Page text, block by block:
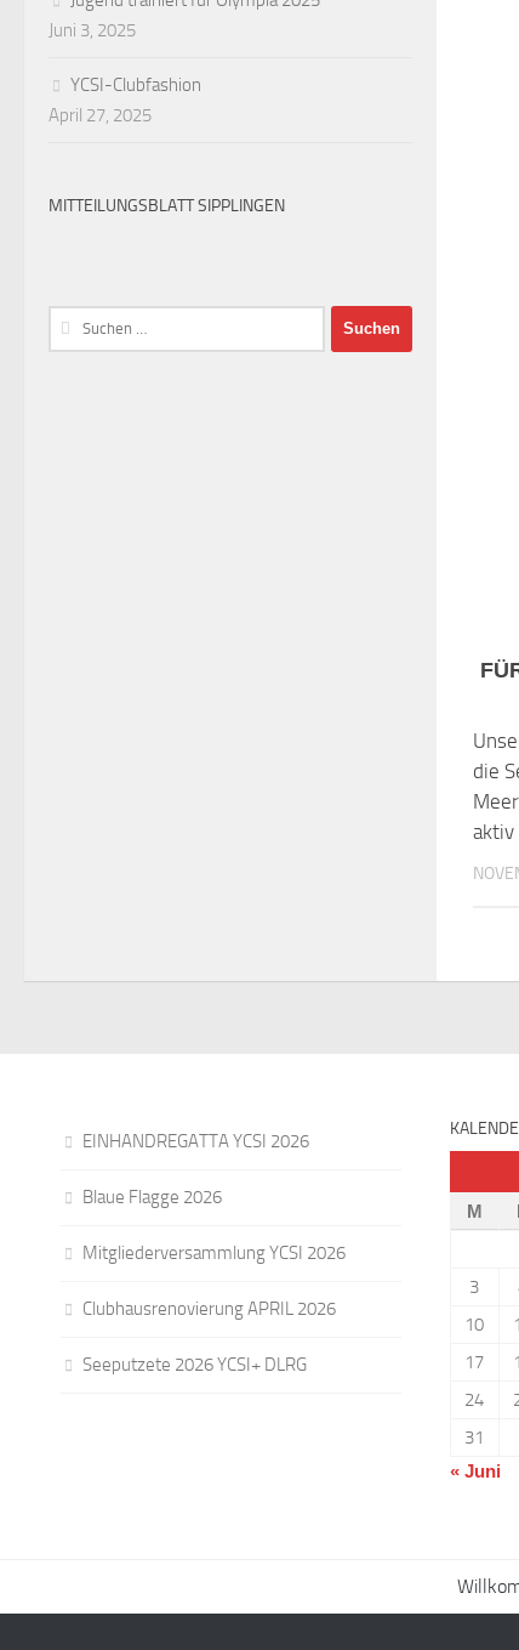
die
aktiv
Juni 3, 2025
YCSI-Clubfashion
April 27, 2025
MITTEILUNGSBLATT SIPPLINGEN
Suchen
nach:
EINHANDREGATTA YCSI 2026
Blaue Flagge 2026
Mitgliederversammlung YCSI 2026
Clubhausrenovierung APRIL 2026
Seeputzete 2026 YCSI+ DLRG
M
3
10
17
24
31
« Juni